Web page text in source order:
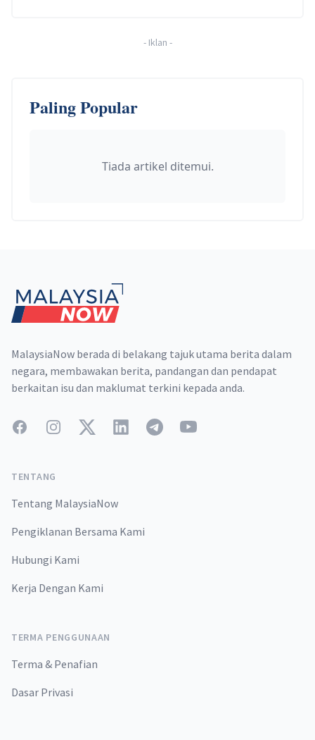
- Iklan -
Paling Popular
Tiada artikel ditemui.
MalaysiaNow berada di belakang tajuk utama berita dalam
negara, membawakan berita, pandangan dan pendapat
berkaitan isu dan maklumat terkini kepada anda.
FacebookInstagramTwitterLinkedInTelegramYouTube
TENTANG
Tentang MalaysiaNow
Pengiklanan Bersama Kami
Hubungi Kami
Kerja Dengan Kami
TERMA PENGGUNAAN
Terma & Penafian
Dasar Privasi